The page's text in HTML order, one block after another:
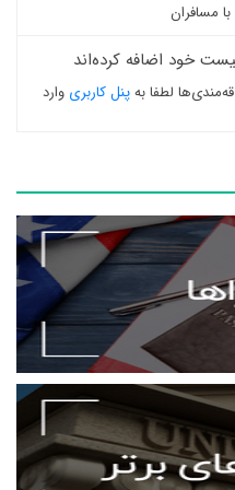
مسافران
لطفا بهپنل کاربری وارد